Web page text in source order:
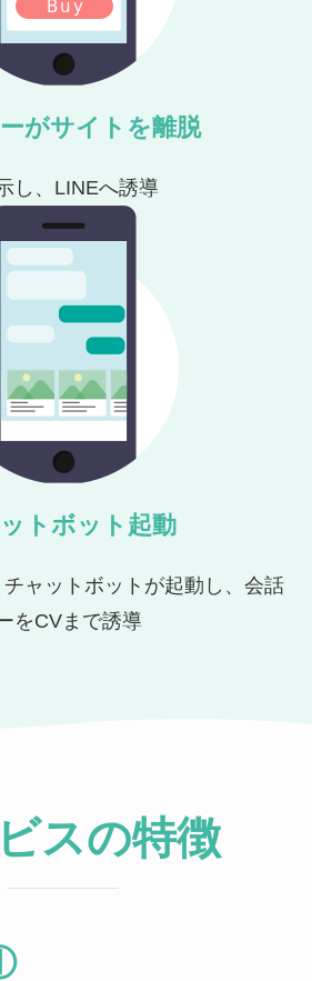
がサイトを離脱
し、LINEへ誘導
トボット起動
ャットボットが起動し、会話
をCVまで誘導
スの特徴